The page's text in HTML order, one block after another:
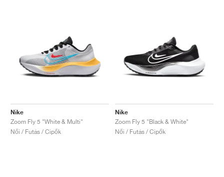
Nike
Zoom Fly 5 "White & Multi"
Női / Futás / Cipők
Nike
Zoom Fly 5 "Black & White"
Női / Futás / Cipők